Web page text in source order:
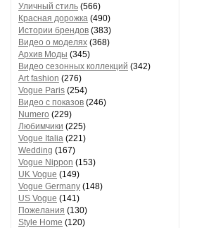
Уличный стиль (566)
Красная дорожка (490)
Истории брендов (383)
Видео о моделях (368)
Архив Моды (345)
Видео сезонных коллекций (342)
Art fashion (276)
Vogue Paris (254)
Видео с показов (246)
Numero (229)
Любимчики (225)
Vogue Italia (221)
Wedding (167)
Vogue Nippon (153)
UK Vogue (149)
Vogue Germany (148)
US Vogue (141)
Пожелания (130)
Style Home (120)